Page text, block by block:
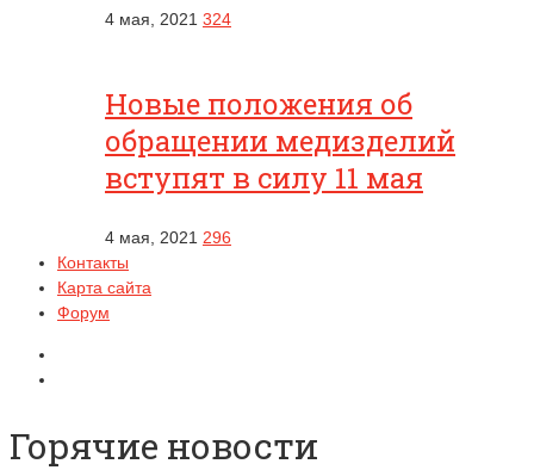
4 мая, 2021 324
Новые положения об
обращении медизделий
вступят в силу 11 мая
4 мая, 2021 296
Контакты
Карта сайта
Форум
Горячие новости